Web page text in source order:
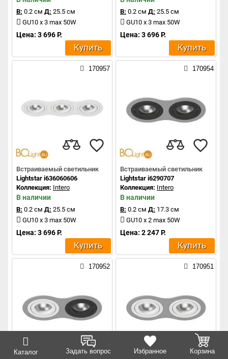
Каталог Задать вопрос Избранное Корзина
В: 0.2 см Д: 25.5 см
GU10 x 3 max 50W
Цена: 3 696 Р.
Купить
В: 0.2 см Д: 25.5 см
GU10 x 3 max 50W
Цена: 3 696 Р.
Купить
170957
Встраиваемый светильник
Lightstar i636060606
Коллекция: Intero
В наличии
В: 0.2 см Д: 25.5 см
GU10 x 3 max 50W
Цена: 3 696 Р.
Купить
170954
Встраиваемый светильник
Lightstar i6290707
Коллекция: Intero
В наличии
В: 0.2 см Д: 17.3 см
GU10 x 2 max 50W
Цена: 2 247 Р.
Купить
170952 170951